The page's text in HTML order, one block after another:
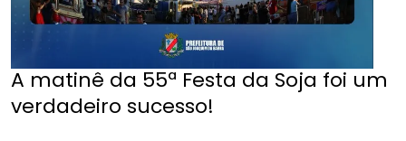
A matinê da 55ª Festa da Soja foi um
verdadeiro sucesso!